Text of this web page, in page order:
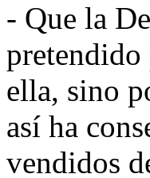
- Que la
pretendido
ella, sino
así ha
vendidos